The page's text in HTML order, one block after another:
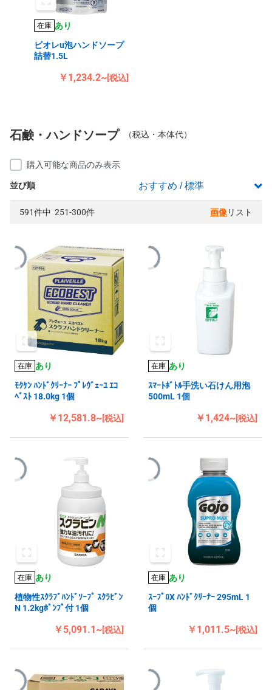
在庫 あり
ビオレu泡ハンドソープ
詰替1.5L
￥1,234.2~[税込]
石鹸・ハンドソープ （税込・本体代）
購入可能な商品のみ表示
並び順
591件中 251-300件 画像 リスト
在庫 あり
ﾓｸｹﾝ ﾊﾝﾄﾞｸﾘｰﾅｰ ﾌﾟﾚｳﾞｪｰﾕ ｴｺ
ﾍﾞｽﾄ 18.0kg 1個
￥12,581.8~[税込]
在庫 あり
ｽﾏｰﾄﾎﾞﾄﾙ手洗い石けん用泡
500mL 1個
￥1,424~[税込]
在庫 あり
植物性ｽｸﾗﾌﾞﾊﾝﾄﾞｿｰﾌﾟ ｽｸﾗﾋﾞﾝ
N 1.2kgﾎﾟﾝﾌﾟ付 1個
￥5,091.1~[税込]
在庫 あり
ｽｰﾌﾟﾛX ﾊﾝﾄﾞｸﾘｰﾅｰ 295mL 1
個
￥1,011.5~[税込]